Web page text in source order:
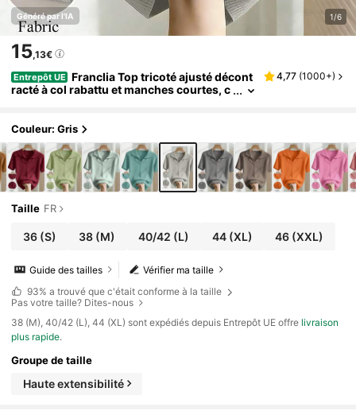
Généré par l'IA 1/6
15,13€
Entrepôt UE Franclia Top tricoté ajusté décont
racté à col rabattu et manches courtes, c
4,77 (1000+)
Couleur: Gris
Taille FR
36(S) 38 (M) 40/42 (L) 44(XL) 46 (XXL)
Vérifier ma taille
Guide des tailles
93% a trouvé que c'était conforme à la taille
Pas votre taille? Dites-nous
​38 (M), 40/42 (L), 44 (XL) sont expédiés depuis Entrepôt UE offre livraison
plus rapide.
Groupe de taille
Haute extensibilité